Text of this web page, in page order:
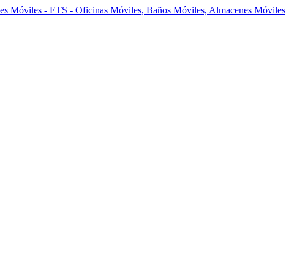
Móviles - ETS - Oficinas Móviles, Baños Móviles, Almacenes Móviles